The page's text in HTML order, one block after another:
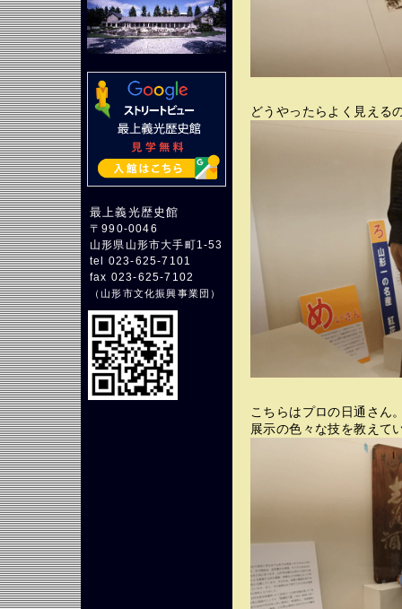
最上義光歴史館
〒990-0046
山形県山形市大手町1-53
tel 023-625-7101
fax 023-625-7102
（山形市文化振興事業団 ）
どうやったらよく見える
こちらはプロの日通さん
展示の色々な技を教えて